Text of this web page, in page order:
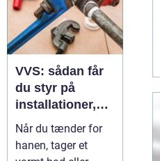
VVS: sådan får
du styr på
installationer,
komfort og
energiforbrug
Når du tænder for
hanen, tager et